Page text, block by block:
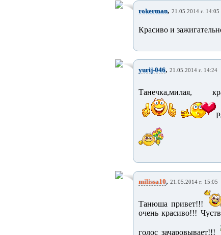
rokerman, 21.05.2014 г. 14:05
Красиво и
yurij-046, 21.05.2014 г. 14:24
Танечка,милая,
milissa10, 21.05.2014 г. 15:05
Танюша привет!!!
очень красиво!!!
голос зачаровывает!!!